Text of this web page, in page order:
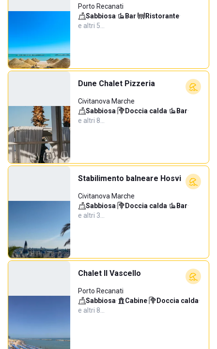
Porto Recanati
Sabbiosa· Bar· Ristorante·
e altri 5…
Dune Chalet Pizzeria
Civitanova Marche
Sabbiosa· Doccia calda· Bar·
e altri 8…
Stabilimento balneare Hosvi
Civitanova Marche
Sabbiosa· Doccia calda· Bar·
e altri 3…
Chalet Il Vascello
Porto Recanati
Sabbiosa· Cabine· Doccia calda·
e altri 8…